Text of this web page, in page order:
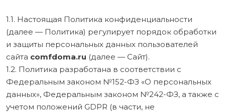
1.1. Настоящая Политика конфиденциальности
(далее — Политика) регулирует порядок обработки
и защиты персональных данных пользователей
сайта comfdoma.ru (далее — Сайт).
1.2. Политика разработана в соответствии с
Федеральным законом №152-ФЗ «О персональных
данных», Федеральным законом №242-ФЗ, а также с
учетом положений GDPR (в части, не